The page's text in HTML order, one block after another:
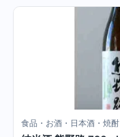
食品・お酒・日本酒・焼酎